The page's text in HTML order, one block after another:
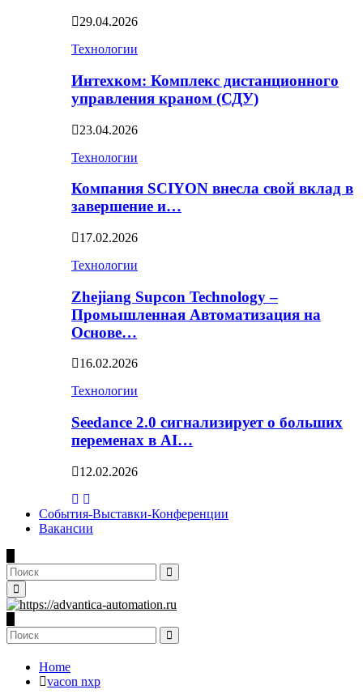
29.04.2026
Технологии
Интехком: Комплекс дистанционного
управления краном (СДУ)
23.04.2026
Технологии
Компания SCIYON внесла свой вклад в
завершение и…
17.02.2026
Технологии
Zhejiang Supcon Technology –
Промышленная Автоматизация на
Основе…
16.02.2026
Технологии
Seedance 2.0 сигнализирует о больших
переменах в AI…
12.02.2026
События-Выставки-Конференции
Вакансии
Search
for:
Search
Primary
Menu
Search
for:
Search
Home
vacon nxp